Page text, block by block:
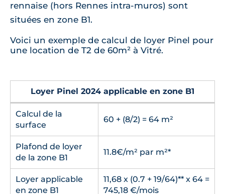
rennaise (hors Rennes intra-muros) sont
situées en zone B1.
Voici un exemple de calcul de loyer Pinel pour
une location de T2 de 60m² à Vitré.
Loyer Pinel 2024 applicable en zone B1
Calcul de la
surface
60 + (8/2) = 64 m²
Plafond de loyer
de la zone B1
11.8€/m² par m²*
Loyer applicable
en zone B1
11,68 x (0.7 + 19/64)** x 64 =
745,18 €/mois